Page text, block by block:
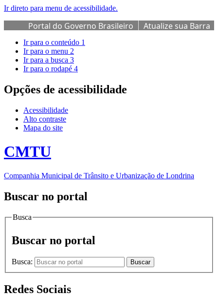
Ir direto para menu de acessibilidade.
Portal do Governo Brasileiro
Atualize sua Barra
de Governo
Ir para o conteúdo 1
Ir para o menu 2
Ir para a busca 3
Ir para o rodapé 4
Opções de acessibilidade
Acessibilidade
Alto contraste
Mapa do site
CMTU
Companhia Municipal de Trânsito e Urbanização de Londrina
Buscar no portal
Busca
Buscar no portal
Busca: Buscar
Redes Sociais